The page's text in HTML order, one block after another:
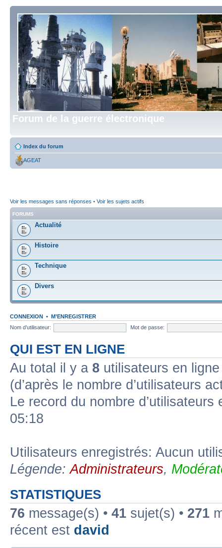
Forum de la guerre électronique
Index du forum
AGEAT
Voir les messages sans réponses • Voir les sujets actifs
FORUMS
Actualité
Histoire
Technique
Divers
CONNEXION • M’ENREGISTRER
Nom d’utilisateur:
Mot de passe:
QUI EST EN LIGNE
Au total il y a 8 utilisateurs en
(d’après le nombre d’utilisateurs
Le record du nombre
05:18
Utilisateurs enregistrés: Aucun
Légende:Administrateurs,
STATISTIQUES
76 message(s) • 41 sujet(s) • 271
récent est david